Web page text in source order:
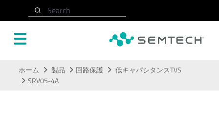
Search
ホーム 製品 回路保護
低キャパシタンスTVS
SRV05-4A